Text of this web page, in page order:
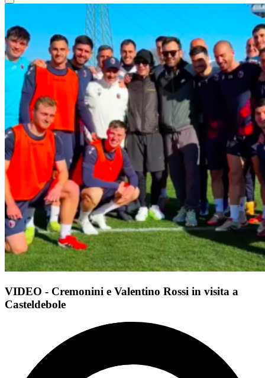
VIDEO - Cremonini e Valentino Rossi in visita a
Casteldebole